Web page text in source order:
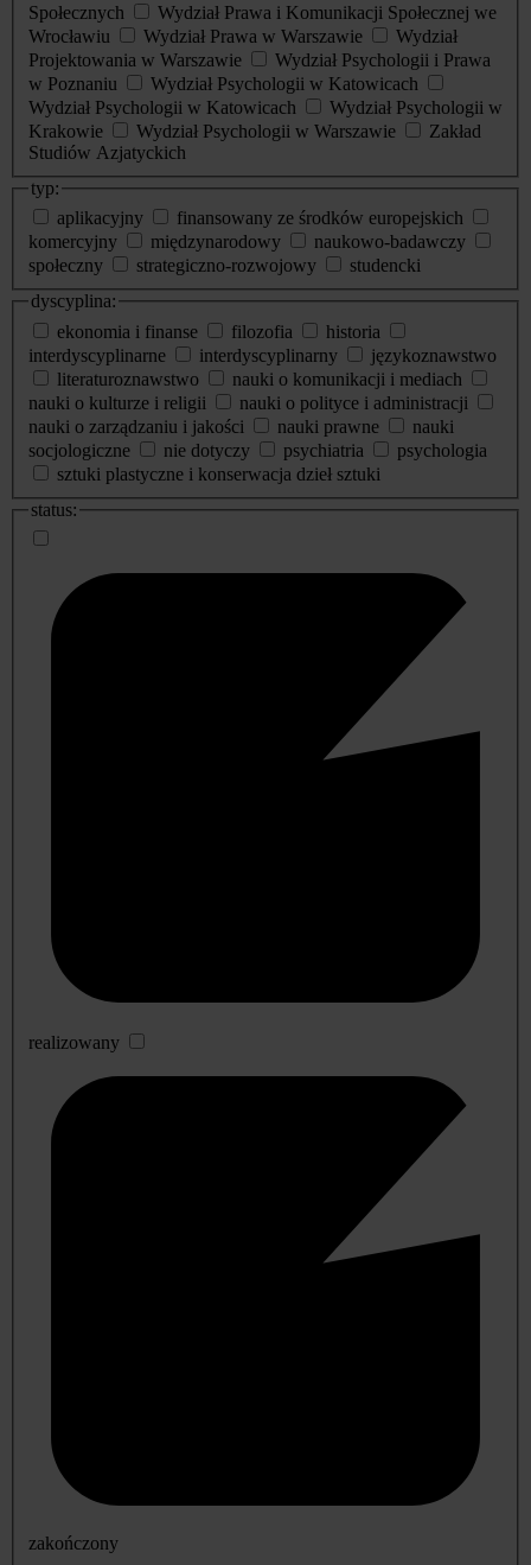
Społecznych
Wydział Prawa i Komunikacji Społecznej we
Wrocławiu
Wydział Prawa w Warszawie
Wydział
Projektowania w Warszawie
Wydział Psychologii i Prawa
w Poznaniu
Wydział Psychologii w Katowicach
Wydział Psychologii w Katowicach
Wydział Psychologii w
Krakowie
Wydział Psychologii w Warszawie
Zakład
Studiów Azjatyckich
typ:
aplikacyjny
finansowany ze środków europejskich
komercyjny
międzynarodowy
naukowo-badawczy
społeczny
strategiczno-rozwojowy
studencki
dyscyplina:
ekonomia i finanse
filozofia
historia
interdyscyplinarne
interdyscyplinarny
językoznawstwo
literaturoznawstwo
nauki o komunikacji i mediach
nauki o kulturze i religii
nauki o polityce i administracji
nauki o zarządzaniu i jakości
nauki prawne
nauki
socjologiczne
nie dotyczy psychiatria
psychologia
sztuki plastyczne i konserwacja dzieł sztuki
status:
realizowany
zakończony